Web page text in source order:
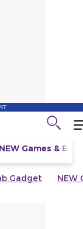
NEW Games &
Gadget NEW